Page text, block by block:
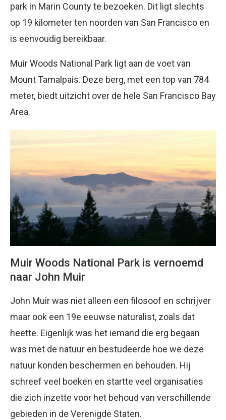
park in Marin County te bezoeken. Dit ligt slechts
op 19 kilometer ten noorden van San Francisco en
is eenvoudig bereikbaar.
Muir Woods National Park ligt aan de voet van
Mount Tamalpais. Deze berg, met een top van 784
meter, biedt uitzicht over de hele San Francisco Bay
Area.
Muir Woods National Park is vernoemd
naar John Muir
John Muir was niet alleen een filosoof en schrijver
maar ook een 19e eeuwse naturalist, zoals dat
heette. Eigenlijk was het iemand die erg begaan
was met de natuur en bestudeerde hoe we deze
natuur konden beschermen en behouden. Hij
schreef veel boeken en startte veel organisaties
die zich inzette voor het behoud van verschillende
gebieden in de Verenigde Staten.